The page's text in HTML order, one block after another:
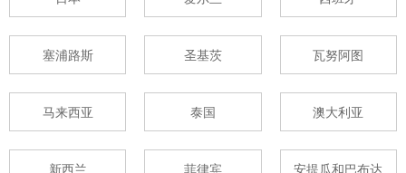
塞浦路斯 圣基茨 瓦努阿图
马来西亚 泰国 澳大利亚
新西兰 菲律宾 安提瓜和巴布达